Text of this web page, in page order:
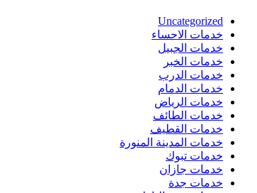
Uncategorized
خدمات الاحساء
خدمات الجبيل
خدمات الخبر
خدمات الدرب
خدمات الدمام
خدمات الرياض
خدمات الطائف
خدمات القطيف
خدمات المدينة المنورة
خدمات تبوك
خدمات جازان
خدمات جدة